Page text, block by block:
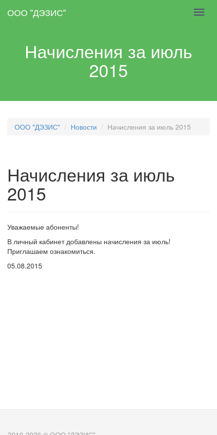
ООО "ДЭЗИС"
Начисления за июль
2015
ООО "ДЭЗИС" Новости Начисления за июль 2015
Начисления за июль
2015
Уважаемые абоненты!
В личный кабинет добавлены начисления за июль!
Приглашаем ознакомиться.
05.08.2015